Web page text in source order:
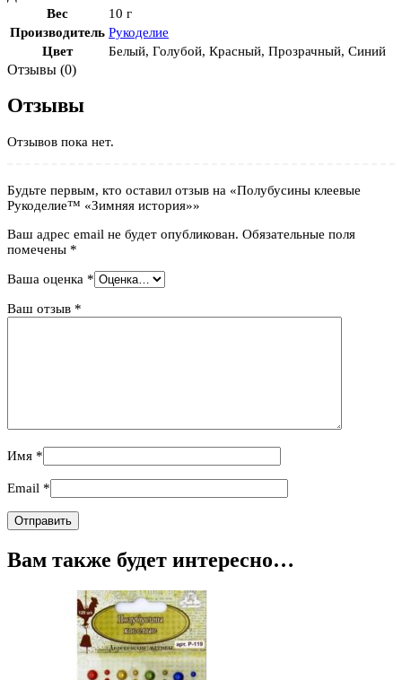
Вес
10 г
Производитель Рукоделие
Цвет
Белый, Голубой, Красный, Прозрачный, Синий
Отзывы (0)
Отзывы
Отзывов пока нет.
Будьте первым, кто оставил отзыв на «Полубусины клеевые
Рукоделие™ «Зимняя история»»
Ваш адрес email не будет опубликован. Обязательные поля
помечены *
Ваша оценка *
Ваш отзыв *
Имя *
Email *
Вам также будет интересно…